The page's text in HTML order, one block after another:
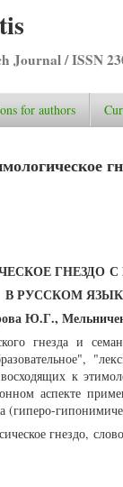
Journal / ISSN
for authors
ГНЕЗДО С
В РУССКОМ
Ю.Г.,
гнезда и
к
аспекте
(гиперо-
гнездо,